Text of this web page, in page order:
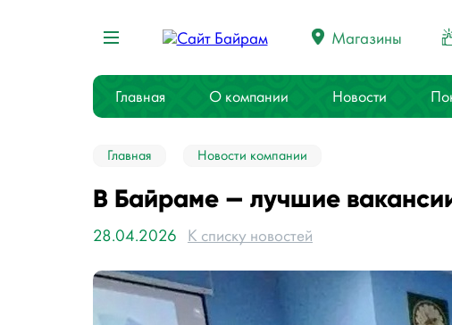
Магазины
Главная О компании Новости
Главная Новости компании
В Байраме — лучшие
28.04.2026 К списку новостей